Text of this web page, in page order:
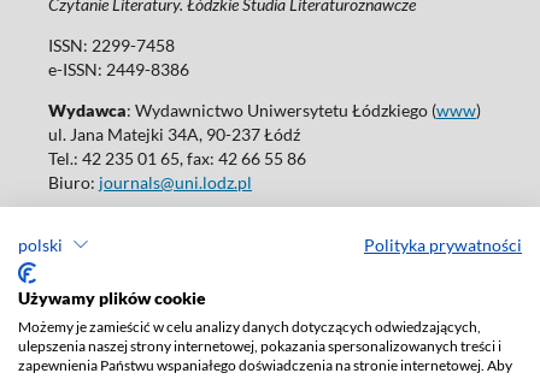
polski Polityka prywatności
Używamy plików cookie
Możemy je zamieścić w celu analizy danych dotyczących odwiedzających,
ulepszenia naszej strony internetowej, pokazania spersonalizowanych treści i
zapewnienia Państwu wspaniałego doświadczenia na stronie internetowej. Aby
Czytanie Literatury. Łódzkie Studia Literaturoznawcze
ISSN: 2299-7458
e-ISSN: 2449-8386
Wydawca: Wydawnictwo Uniwersytetu Łódzkiego (www)
ul. Jana Matejki 34A, 90-237 Łódź
Tel.: 42 235 01 65, fax: 42 66 55 86
Biuro: journals@uni.lodz.pl
W sprawie prenumeraty wydań papierowych prosimy o kontakt
Deklaracja dostępności